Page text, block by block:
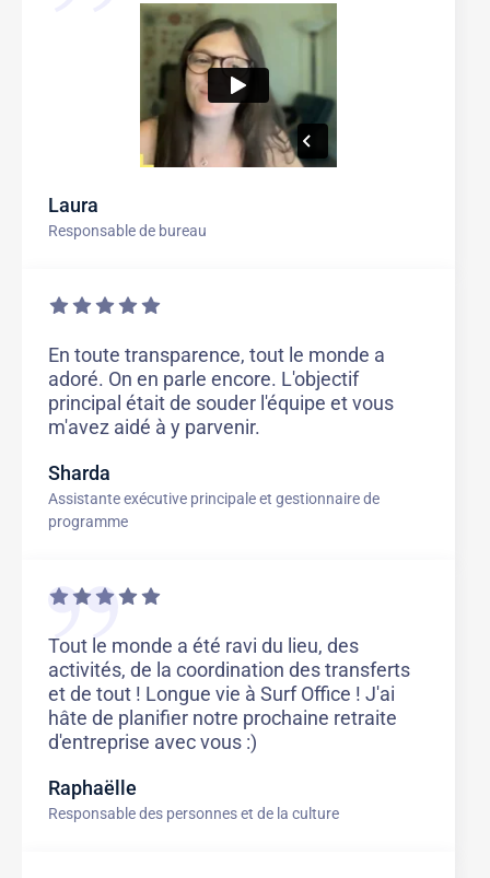
Laura
Responsable de bureau
En toute transparence, tout le monde a
adoré. On en parle encore. L'objectif
principal était de souder l'équipe et vous
m'avez aidé à y parvenir.
Sharda
Assistante exécutive principale et gestionnaire de
programme
Tout le monde a été ravi du lieu, des
activités, de la coordination des transferts
et de tout ! Longue vie à Surf Office ! J'ai
hâte de planifier notre prochaine retraite
d'entreprise avec vous :)
Raphaëlle
Responsable des personnes et de la culture